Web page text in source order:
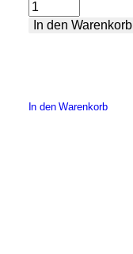
Flache
V-In den Warenkorb
In den Warenkorb